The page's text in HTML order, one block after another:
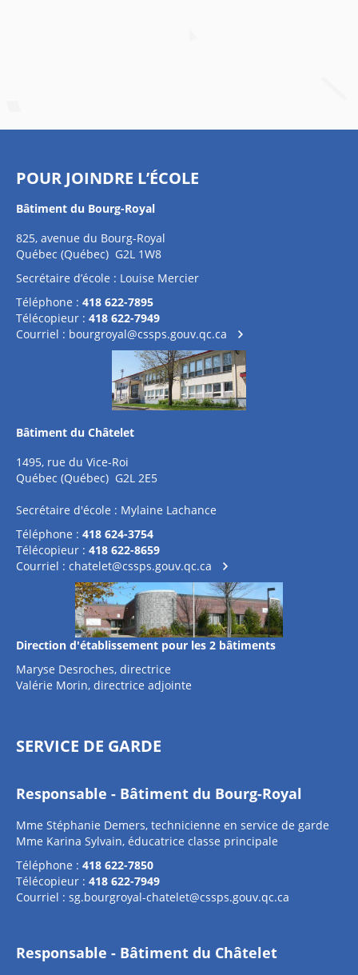
POUR JOINDRE L’ÉCOLE
Bâtiment du Bourg-Royal
825, avenue du Bourg-Royal
Québec (Québec) G2L 1W8
Secrétaire d’école : Louise Mercier
Téléphone : 418 622-7895
Télécopieur : 418 622-7949
Courriel : bourgroyal@cssps.gouv.qc.ca
Bâtiment du Châtelet
1495, rue du Vice-Roi
Québec (Québec) G2L 2E5
Secrétaire d'école : Mylaine Lachance
Téléphone : 418 624-3754
Télécopieur : 418 622-8659
Courriel : chatelet@cssps.gouv.qc.ca
Direction d'établissement pour les 2 bâtiments
Maryse Desroches, directrice
Valérie Morin, directrice adjointe
SERVICE DE GARDE
Responsable - Bâtiment du Bourg-Royal
Mme Stéphanie Demers, technicienne en service de garde
Mme Karina Sylvain, éducatrice classe principale
Téléphone : 418 622-7850
Télécopieur : 418 622-7949
Courriel : sg.bourgroyal-chatelet@cssps.gouv.qc.ca
Responsable - Bâtiment du Châtelet